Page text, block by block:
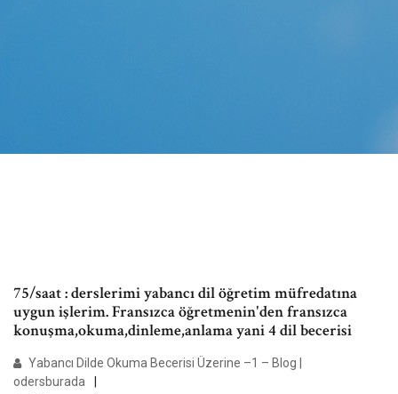
75/saat : derslerimi yabancı dil öğretim müfredatına
uygun işlerim. Fransızca öğretmenin'den fransızca
konuşma,okuma,dinleme,anlama yani 4 dil becerisi
Yabancı Dilde Okuma Becerisi Üzerine –1 – Blog |
odersburada